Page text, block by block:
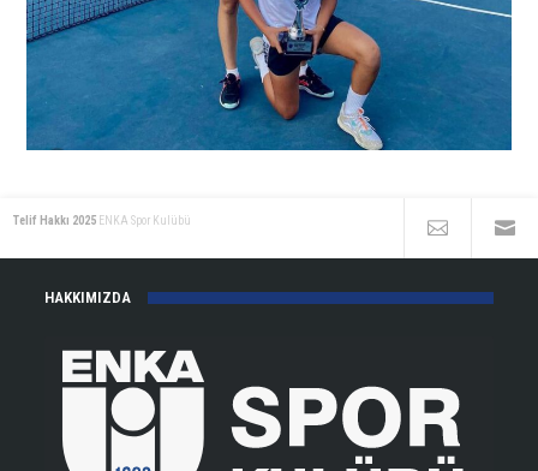
Telif Hakkı 2025 ENKA Spor Kulübü
HAKKIMIZDA